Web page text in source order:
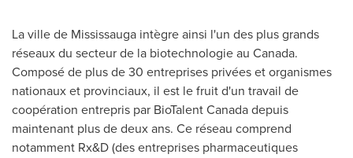
La ville de Mississauga intègre ainsi l'un des plus grands
réseaux du secteur de la biotechnologie au Canada.
Composé de plus de 30 entreprises privées et organismes
nationaux et provinciaux, il est le fruit d'un travail de
coopération entrepris par BioTalent Canada depuis
maintenant plus de deux ans. Ce réseau comprend
notamment Rx&D (des entreprises pharmaceutiques